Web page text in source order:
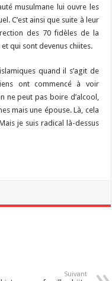
musulmane lui ouvre les
C’est ainsi que suite à leur
des 70 fidèles de la
qui sont devenus chiites.
quand il s’agit de
ont commencé à voir
ne peut pas boire d’alcool,
mais une épouse. Là, cela
je suis radical là-dessus
Suivant